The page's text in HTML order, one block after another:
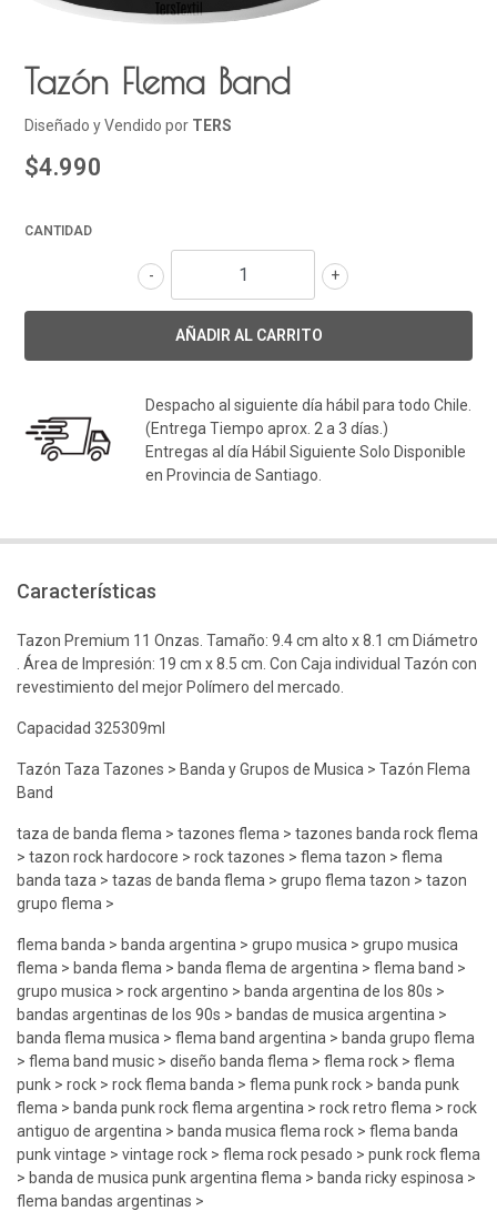
Tazón Flema Band
Diseñado y Vendido por TERS
$4.990
CANTIDAD
+
-
Despacho al siguiente día hábil para todo Chile.
(Entrega Tiempo aprox. 2 a 3 días.)
Entregas al día Hábil Siguiente Solo Disponible
en Provincia de Santiago.
Características
Tazon Premium 11 Onzas. Tamaño: 9.4 cm alto x 8.1 cm Diámetro
. Área de Impresión: 19 cm x 8.5 cm. Con Caja individual Tazón con
revestimiento del mejor Polímero del mercado.
Capacidad 325309ml
Tazón Taza Tazones > Banda y Grupos de Musica > Tazón Flema
Band
taza de banda flema > tazones flema > tazones banda rock flema
> tazon rock hardocore > rock tazones > flema tazon > flema
banda taza > tazas de banda flema > grupo flema tazon > tazon
grupo flema >
flema banda > banda argentina > grupo musica > grupo musica
flema > banda flema > banda flema de argentina > flema band >
grupo musica > rock argentino > banda argentina de los 80s >
bandas argentinas de los 90s > bandas de musica argentina >
banda flema musica > flema band argentina > banda grupo flema
> flema band music > diseño banda flema > flema rock > flema
punk > rock > rock flema banda > flema punk rock > banda punk
flema > banda punk rock flema argentina > rock retro flema > rock
antiguo de argentina > banda musica flema rock > flema banda
punk vintage > vintage rock > flema rock pesado > punk rock flema
> banda de musica punk argentina flema > banda ricky espinosa >
flema bandas argentinas >